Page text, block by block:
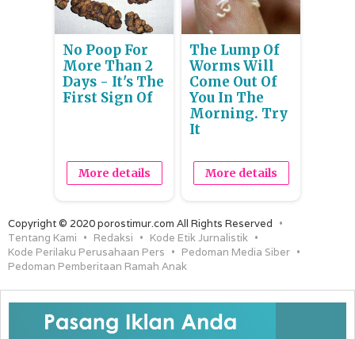
No Poop For
More Than 2
Days - It's The
First Sign Of
More details
The Lump Of
Worms Will
Come Out Of
You In The
Morning. Try
It
More details
Copyright © 2020 porostimur.com All Rights Reserved
Tentang Kami
Redaksi
Kode Etik Jurnalistik
Kode Perilaku Perusahaan Pers
Pedoman Media Siber
Pedoman Pemberitaan Ramah Anak